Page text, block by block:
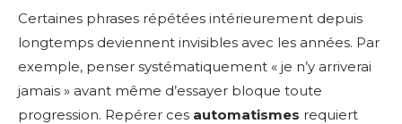
Certaines phrases répétées intérieurement depuis
longtemps deviennent invisibles avec les années. Par
exemple, penser systématiquement « je n’y arriverai
jamais » avant même d’essayer bloque toute
progression. Repérer ces automatismes requiert